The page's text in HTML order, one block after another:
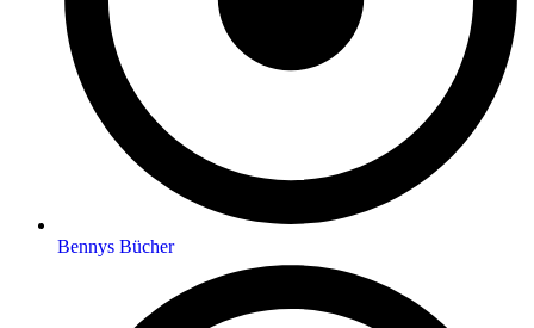
Bennys Bücher